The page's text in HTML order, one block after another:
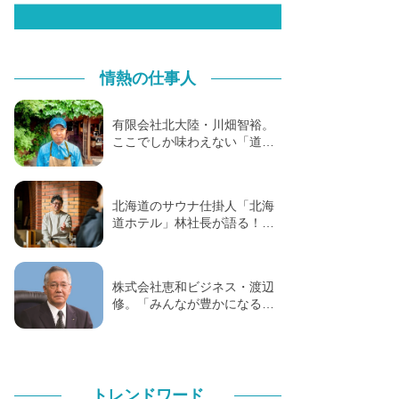
情熱の仕事人
有限会社北大陸・川畑智裕。
ここでしか味わえない「道…
北海道のサウナ仕掛人「北海
道ホテル」林社長が語る！…
株式会社恵和ビジネス・渡辺
修。「みんなが豊かになる…